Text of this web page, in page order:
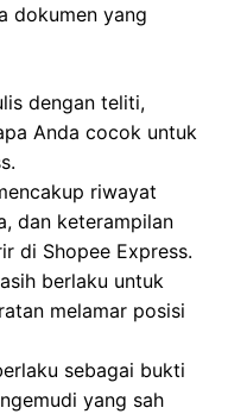
dokumen yang
dengan teliti,
Anda cocok untuk
riwayat
dan keterampilan
di Shopee Express.
berlaku untuk
melamar posisi
sebagai bukti
yang sah